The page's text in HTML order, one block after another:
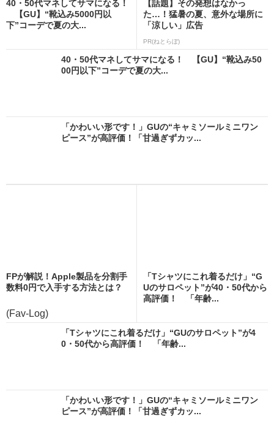
40・50代マネしてサマになる！
【GU】“靴込み5000円以
下”コーデで夏の大...
【話題】その発想はなかっ
た…！猛暑の夏、意外な場所に
「涼しい」広告
PR(ねとらぼ)
40・50代マネしてサマになる！ 【GU】“靴込み50
00円以下”コーデで夏の大...
「かわいい形です！」GUの“キャミソールミニワン
ピース”が高評価！「甘過ぎずカッ...
FPが解説！Apple製品を分割手
数料0円で入手する方法とは？
(Fav-Log)
「Tシャツにこれ着るだけ」“G
Uのサロペット”が40・50代から
高評価！ 「年齢...
「Tシャツにこれ着るだけ」“GUのサロペット”が4
0・50代から高評価！ 「年齢...
「かわいい形です！」GUの“キャミソールミニワン
ピース”が高評価！「甘過ぎずカッ...